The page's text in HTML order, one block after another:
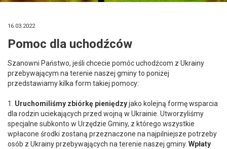
16.03.2022
Pomoc dla uchodźców
Szanowni Państwo, jeśli chcecie pomóc uchodźcom z Ukrainy
przebywającym na terenie naszej gminy to poniżej
przedstawiamy kilka form takiej pomocy:
1. Uruchomiliśmy zbiórkę pieniędzyjako kolejną formę wsparcia
dla rodzin uciekających przed wojną w Ukrainie. Utworzyliśmy
specjalne subkonto w Urzędzie Gminy, z którego wszystkie
wpłacone środki zostaną przeznaczone na najpilniejsze potrzeby
osób z Ukrainy przebywających na terenie naszej gminy. Wpłaty